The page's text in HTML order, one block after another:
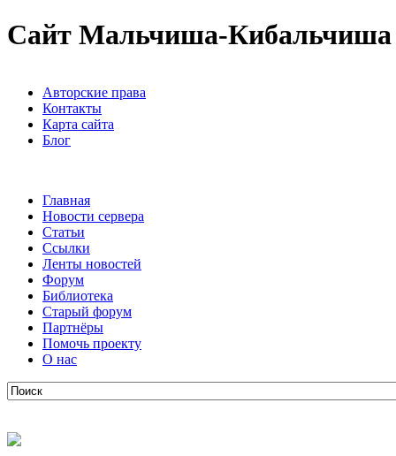
Сайт Мальчиша-Кибальчиша
Авторские права
Контакты
Карта сайта
Блог
Главная
Новости сервера
Статьи
Ссылки
Ленты новостей
Форум
Библиотека
Старый форум
Партнёры
Помочь проекту
О нас